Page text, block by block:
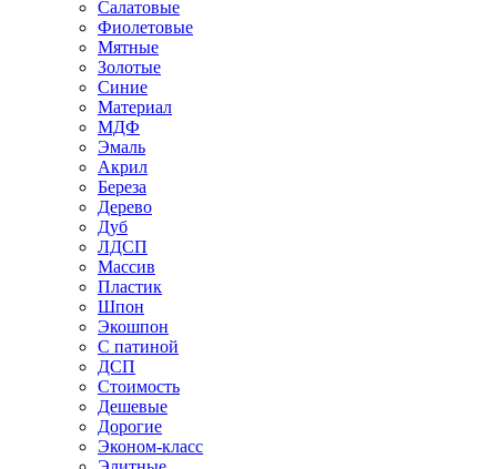
Салатовые
Фиолетовые
Мятные
Золотые
Синие
Материал
МДФ
Эмаль
Акрил
Береза
Дерево
Дуб
ЛДСП
Массив
Пластик
Шпон
Экошпон
С патиной
ДСП
Стоимость
Дешевые
Дорогие
Эконом-класс